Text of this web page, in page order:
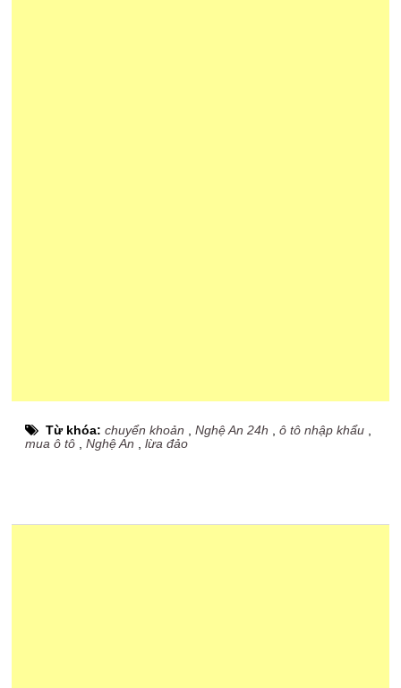
Từ khóa:chuyển khoản ,Nghệ An 24h ,ô tô nhập khẩu
mua ô tô ,Nghệ An ,lừa đảo